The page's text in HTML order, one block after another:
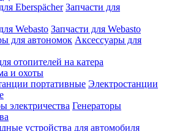
Запчасти для
Запчасти для Webasto
Аксессуары для
отопителей на катера
и охоты
Электростанции
Генераторы